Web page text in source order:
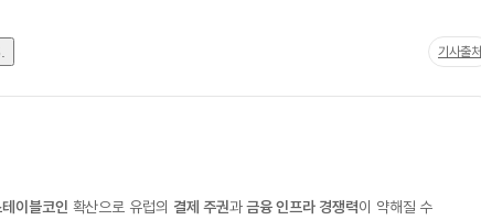
기사출처
이블코인 확산으로 유럽의 결제 주권과금융 인프라 경쟁력이 약해질 수